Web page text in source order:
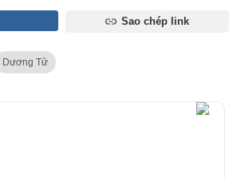
Sao chép link
Dương Tử